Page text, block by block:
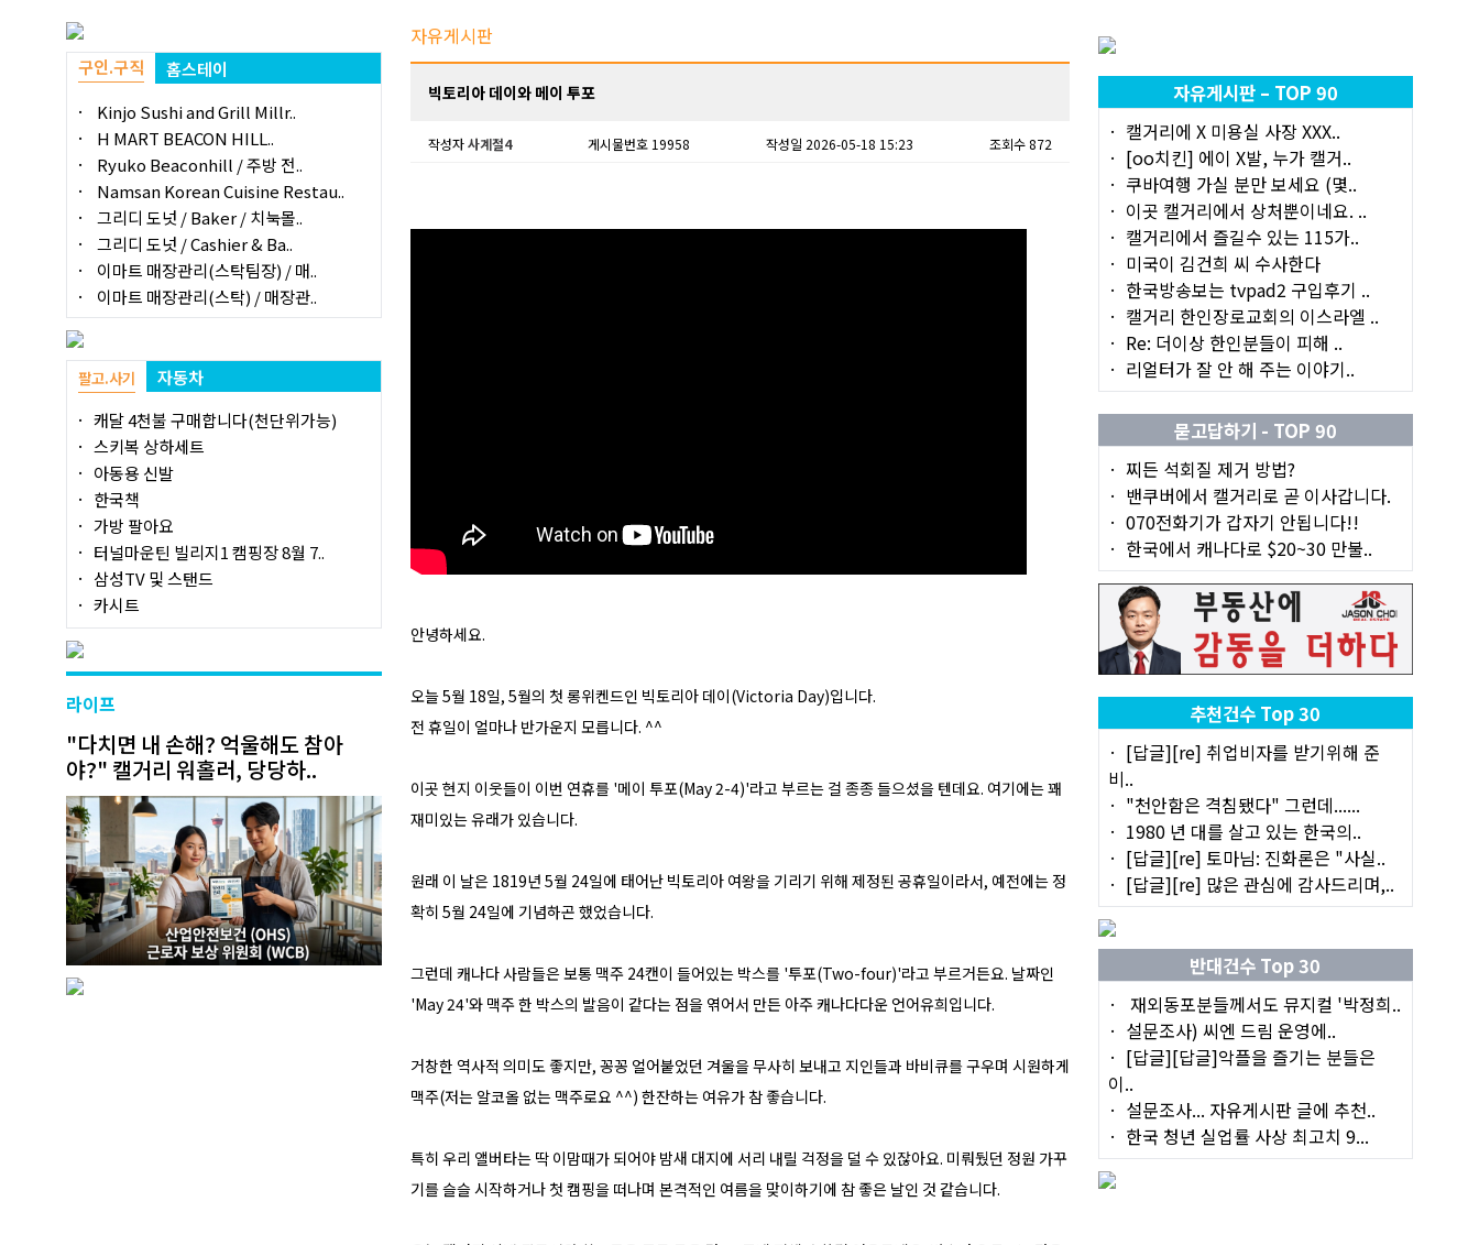
구인.구직
홈스테이
Kinjo Sushi and Grill Millr..
H MART BEACON HILL..
Ryuko Beaconhill / 주방 전..
Namsan Korean Cuisine Restau..
그리디 도넛 / Baker / 치눅몰..
그리디 도넛 / Cashier & Ba..
이마트 매장관리(스탁팀장) / 매..
이마트 매장관리(스탁) / 매장관..
팔고.사기
자동차
캐달 4천불 구매합니다(천단위가능)
스키복 상하세트
아동용 신발
한국책
가방 팔아요
터널마운틴 빌리지1 캠핑장 8월 7..
삼성TV 및 스탠드
카시트
라이프
"다치면 내 손해? 억울해도 참아
야?" 캘거리 워홀러, 당당하..
자유게시판
빅토리아 데이와 메이 투포
작성자사계절4 게시물번호 19958 작성일 2026-05-18 15:23 조회수 872
안녕하세요.
오늘 5월 18일, 5월의 첫 롱위켄드인 빅토리아 데이(Victoria Day)입니다.
전 휴일이 얼마나 반가운지 모릅니다. ^^
이곳 현지 이웃들이 이번 연휴를 '메이 투포(May 2-4)'라고 부르는 걸 종종 들으셨을 텐데요. 여기에는 꽤
재미있는 유래가 있습니다.
원래 이 날은 1819년 5월 24일에 태어난 빅토리아 여왕을 기리기 위해 제정된 공휴일이라서, 예전에는 정
확히 5월 24일에 기념하곤 했었습니다.
그런데 캐나다 사람들은 보통 맥주 24캔이 들어있는 박스를 '투포(Two-four)'라고 부르거든요. 날짜인
'May 24'와 맥주 한 박스의 발음이 같다는 점을 엮어서 만든 아주 캐나다다운 언어유희입니다.
거창한 역사적 의미도 좋지만, 꽁꽁 얼어붙었던 겨울을 무사히 보내고 지인들과 바비큐를 구우며 시원하게
맥주(저는 알코올 없는 맥주로요 ^^) 한잔하는 여유가 참 좋습니다.
특히 우리 앨버타는 딱 이맘때가 되어야 밤새 대지에 서리 내릴 걱정을 덜 수 있잖아요. 미뤄뒀던 정원 가꾸
기를 슬슬 시작하거나 첫 캠핑을 떠나며 본격적인 여름을 맞이하기에 참 좋은 날인 것 같습니다.
자유게시판 – TOP 90
캘거리에 X 미용실 사장 XXX..
[oo치킨] 에이 X발, 누가 캘거..
쿠바여행 가실 분만 보세요 (몇..
이곳 캘거리에서 상처뿐이네요. ..
캘거리에서 즐길수 있는 115가..
미국이 김건희 씨 수사한다
한국방송보는 tvpad2 구입후기 ..
캘거리 한인장로교회의 이스라엘 ..
Re: 더이상 한인분들이 피해 ..
리얼터가 잘 안 해 주는 이야기..
묻고답하기 - TOP 90
찌든 석회질 제거 방법?
밴쿠버에서 캘거리로 곧 이사갑니다.
070전화기가 갑자기 안됩니다!!
한국에서 캐나다로 $20~30 만불..
추천건수 Top 30
[답글][re] 취업비자를 받기위해 준
비..
"천안함은 격침됐다" 그런데......
1980 년 대를 살고 있는 한국의..
[답글][re] 토마님: 진화론은 "사실..
[답글][re] 많은 관심에 감사드리며,..
반대건수 Top 30
재외동포분들께서도 뮤지컬 '박정희..
설문조사) 씨엔 드림 운영에..
[답글][답글]악플을 즐기는 분들은
이..
설문조사... 자유게시판 글에 추천..
한국 청년 실업률 사상 최고치 9...